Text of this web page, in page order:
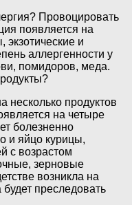
Провоцировать
появляется на
и
аллергенности у
помидоров, меда.
несколько продуктов
на четыре
болезненно
и яйцо курицы,
с возрастом
зерновые
возникла на
преследовать